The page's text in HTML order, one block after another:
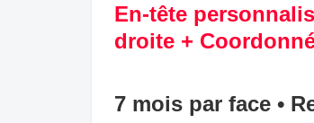
En-tête
droite +
7 mois par face •